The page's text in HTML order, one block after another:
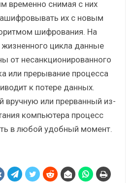
временно снимая с них
их с новым
шифрования. На
цикла данные
от несанкционированного
или прерывание процесса
к потере данных.
вручную или прерванный из-
компьютера процесс
в любой удобный момент.